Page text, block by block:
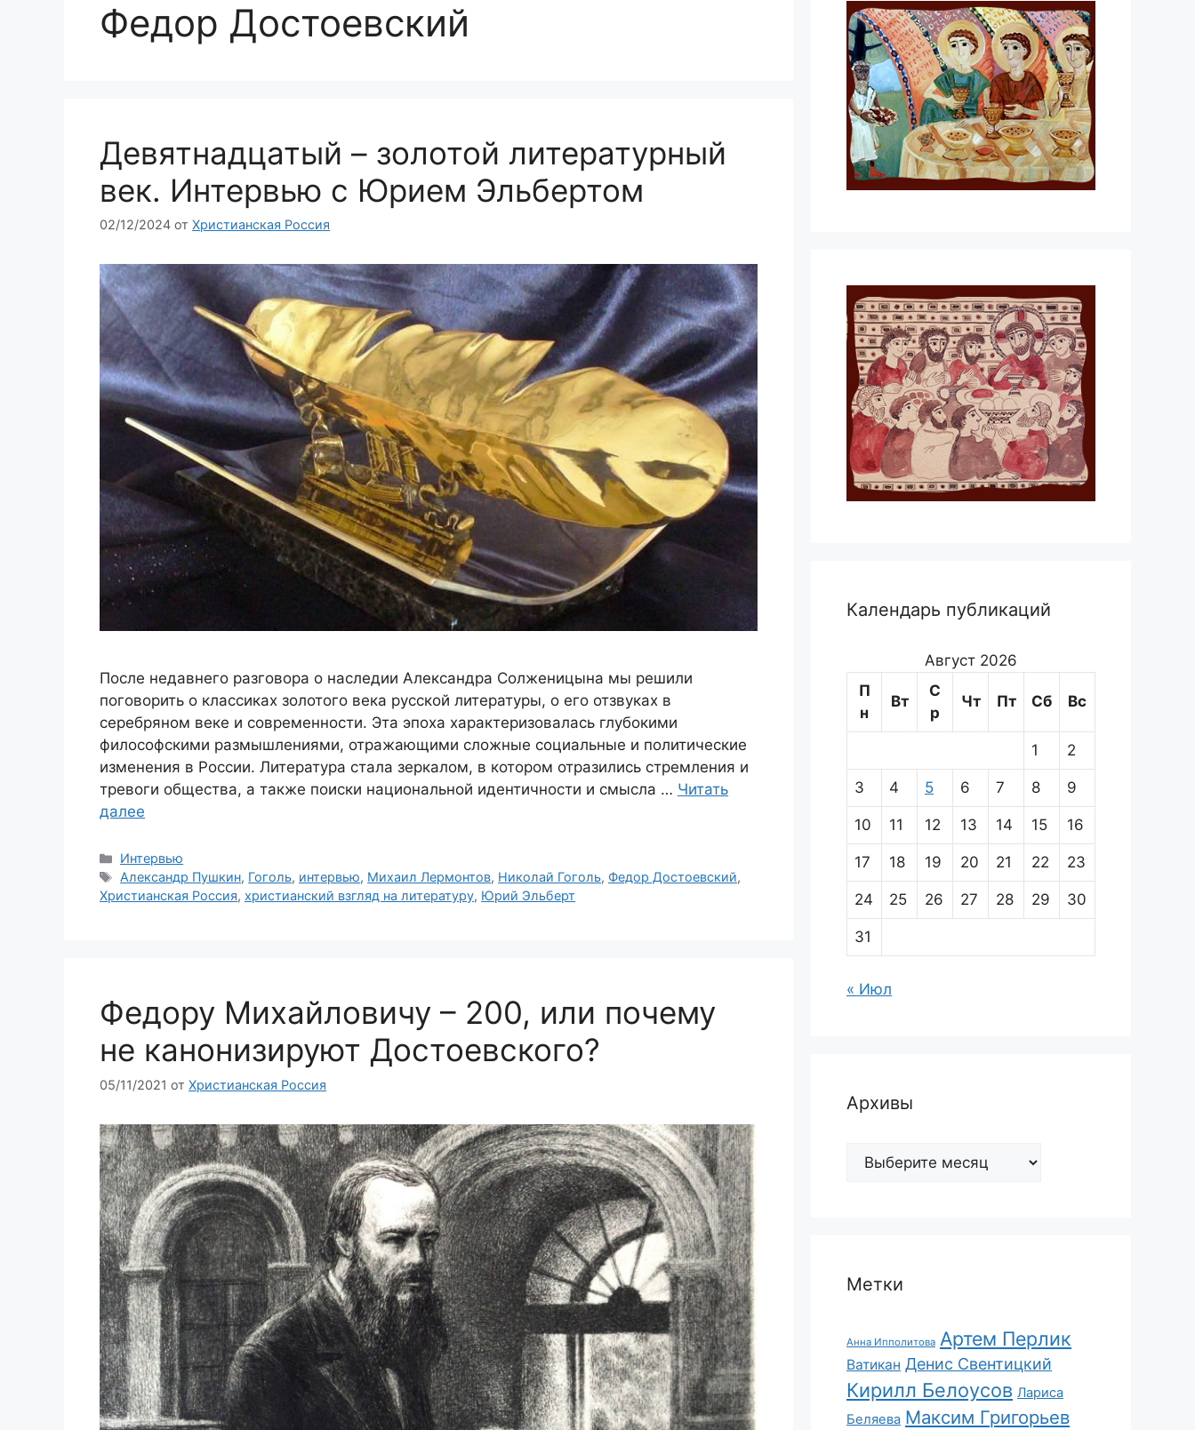
Федор Достоевский
Девятнадцатый – золотой литературный
век. Интервью с Юрием Эльбертом
02/12/2024 от Христианская Россия
После недавнего разговора о наследии Александра Солженицына мы решили
поговорить о классиках золотого века русской литературы, о его отзвуках в
серебряном веке и современности. Эта эпоха характеризовалась глубокими
философскими размышлениями, отражающими сложные социальные и политические
изменения в России. Литература стала зеркалом, в котором отразились стремления и
тревоги общества, а также поиски национальной идентичности и смысла … Читать
далее
Рубрики
Интервью
Метки
Александр Пушкин, Гоголь, интервью, Михаил Лермонтов, Николай Гоголь, Федор Достоевский,
Христианская Россия, христианский взгляд на литературу, Юрий Эльберт
Федору Михайловичу – 200, или почему
не канонизируют Достоевского?
05/11/2021 от Христианская Россия
Календарь публикаций
Август 2026
П
н
Вт
С
р
Чт Пт Сб Вс
1 2
3 4 5 6 7 8 9
10 11 12 13 14 15 16
17 18 19 20 21 22 23
24 25 26 27 28 29 30
31
« Июл
Архивы
Архивы
Метки
Анна Ипполитова Артем Перлик
Ватикан Денис Свентицкий
Кирилл Белоусов Лариса
Беляева Максим Григорьев